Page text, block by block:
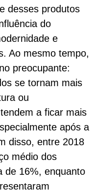
desses produtos
do
e
Ao mesmo tempo,
preocupante:
se tornam mais
ou
a ficar mais
após a
disso, entre 2018
médio dos
de 16%, enquanto